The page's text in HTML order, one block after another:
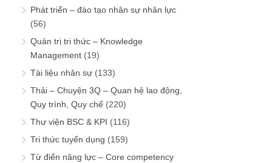
Phát triển – đào tạo nhân sự nhân lực
(56)
Quản trị tri thức – Knowledge
Management (19)
Tài liệu nhân sự (133)
Thải – Chuyện 3Q – Quan hệ lao động,
Quy trình, Quy chế (220)
Thư viện BSC & KPI (116)
Tri thức tuyển dụng (159)
Từ điển năng lực – Core competency